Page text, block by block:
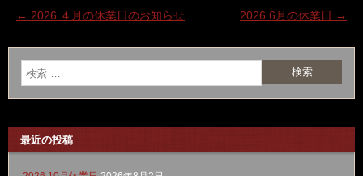
← 2026 ４月の休業日のお知らせ 2026 6月の休業日 →
最近の投稿